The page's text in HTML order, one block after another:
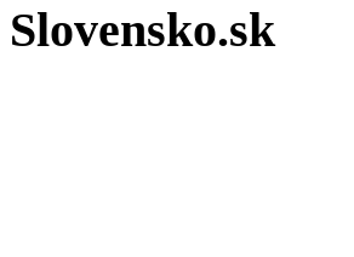
Slovensko.sk